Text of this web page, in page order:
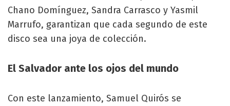
Chano Domínguez, Sandra Carrasco y Yasmil
Marrufo, garantizan que cada segundo de este
disco sea una joya de colección.
El Salvador ante los ojos del mundo
Con este lanzamiento, Samuel Quirós se